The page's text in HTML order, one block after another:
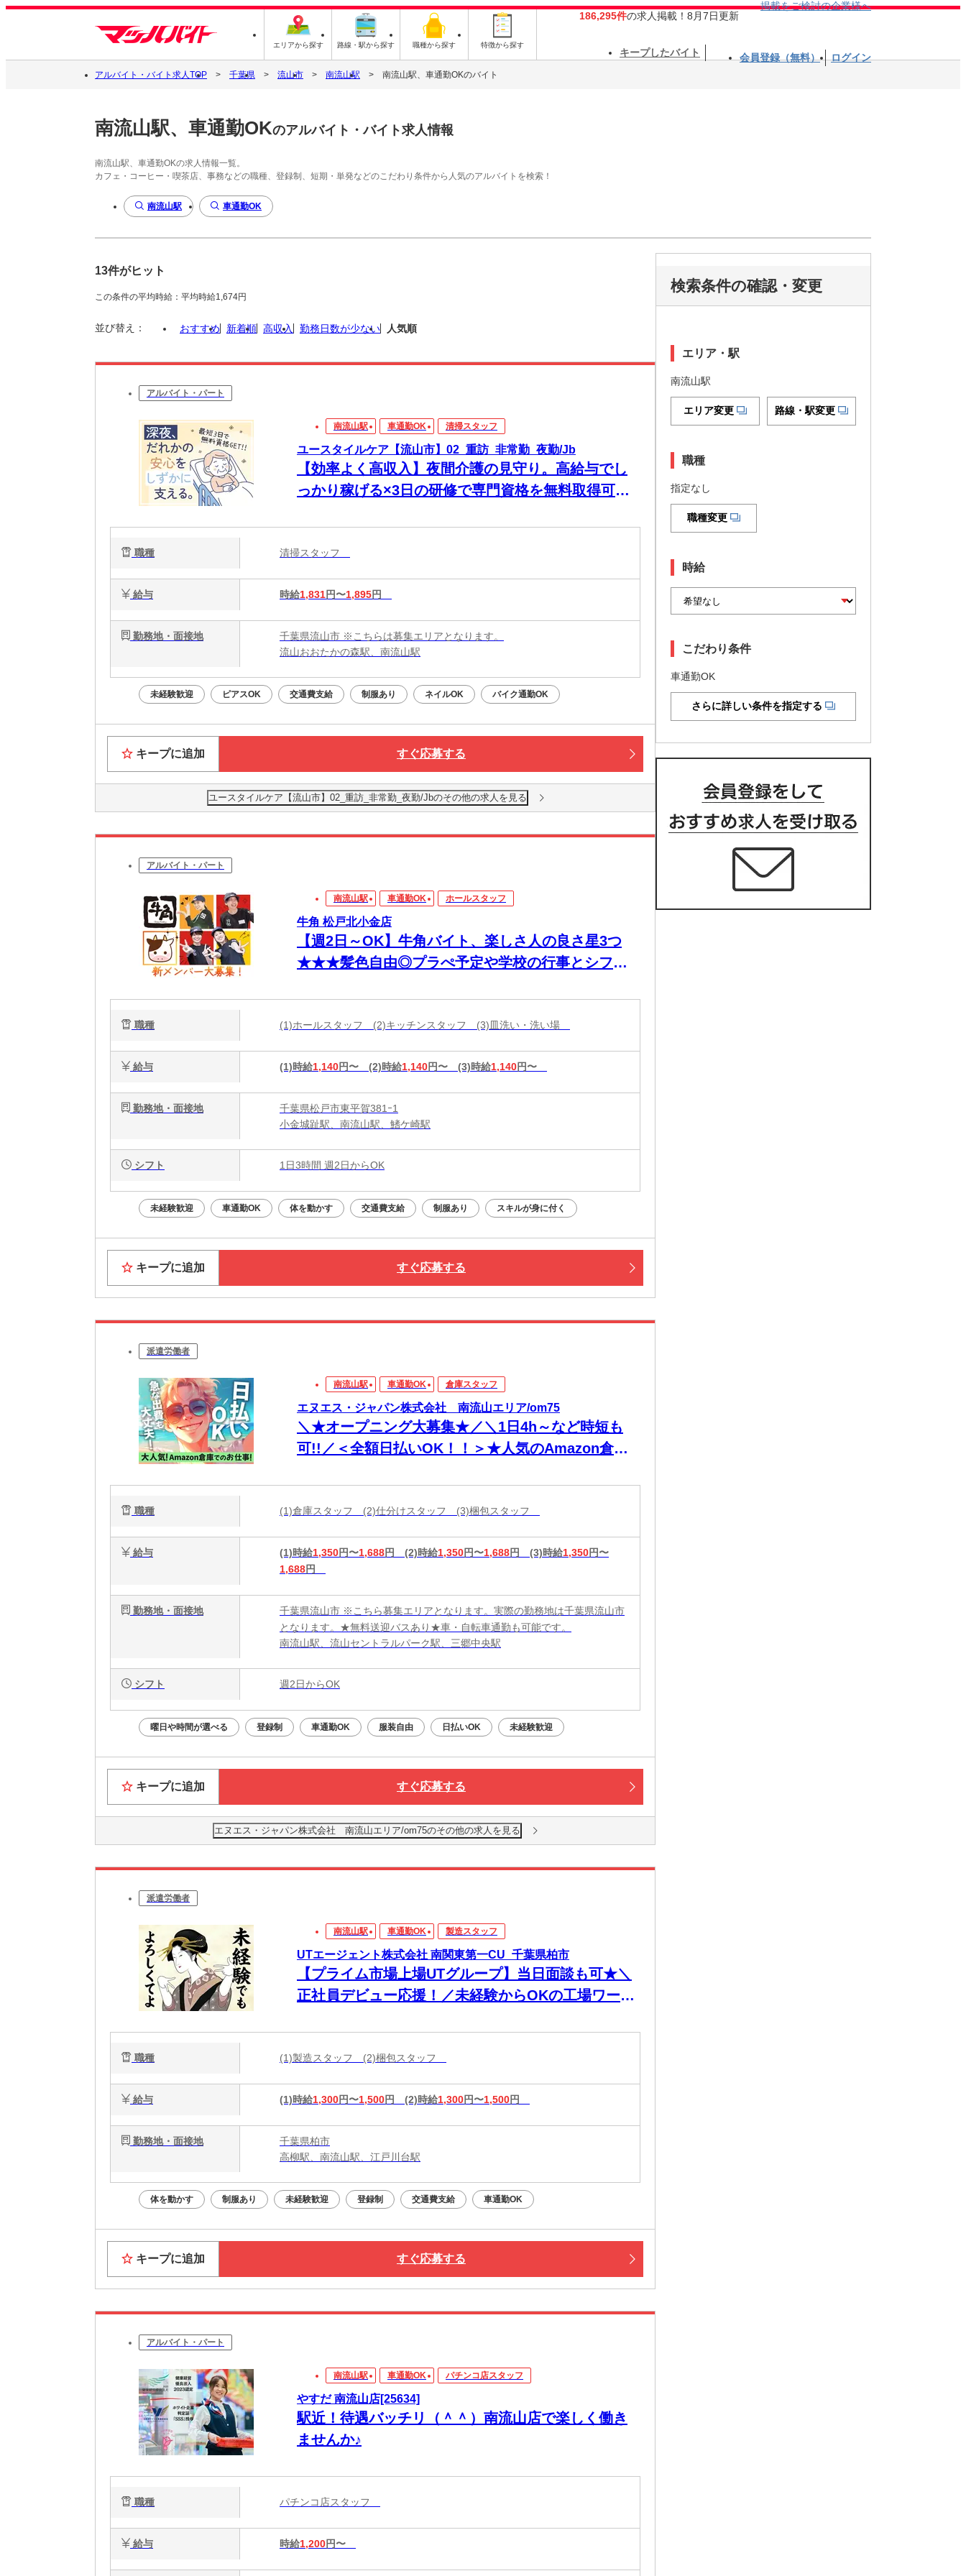
エリアから探す 路線・駅から探す 職種から探す 特徴から探す
186,295件の求人掲載！8月7日更新
掲載をご検討の企業様へ
キープしたバイト 会員登録（無料） ログイン
アルバイト・バイト求人TOP 千葉県 流山市 南流山駅 南流山駅、車通勤OKのバイト
南流山駅、車通勤OKのアルバイト・バイト求人情報
南流山駅、車通勤OKの求人情報一覧。
カフェ・コーヒー・喫茶店、事務などの職種、登録制、短期・単発などのこだわり条件から人気のアルバイトを検索！
南流山駅 車通勤OK
13件がヒット
この条件の平均時給：平均時給1,674円
並び替え： おすすめ 新着順 高収入 勤務日数が少ない 人気順
アルバイト・パート
南流山駅 車通勤OK 清掃スタッフ
ユースタイルケア【流山市】02_重訪_非常勤_夜勤/Jb
【効率よく高収入】夜間介護の見守り。高給与でし
っかり稼げる×3日の研修で専門資格を無料取得可
職種 清掃スタッフ
給与 時給1,831円〜1,895円
勤務地・面接地
千葉県流山市 ※こちらは募集エリアとなります。
流山おおたかの森駅、南流山駅
未経験歓迎 ピアスOK 交通費支給 制服あり ネイルOK バイク通勤OK
キープに追加 すぐ応募する
ユースタイルケア【流山市】02_重訪_非常勤_夜勤/Jbのその他の求人を見る
アルバイト・パート
南流山駅 車通勤OK ホールスタッフ
牛角 松戸北小金店
【週2日～OK】牛角バイト、楽しさ人の良さ星3つ
★★★髪色自由◎プラぺ予定や学校の行事とシフト
職種 (1)ホールスタッフ (2)キッチンスタッフ (3)皿洗い・洗い場
給与 (1)時給1,140円〜 (2)時給1,140円〜 (3)時給1,140円〜
勤務地・面接地
千葉県松戸市東平賀381ｰ1
小金城趾駅、南流山駅、鰭ケ崎駅
シフト 1日3時間 週2日からOK
未経験歓迎 車通勤OK 体を動かす 交通費支給 制服あり スキルが身に付く
キープに追加 すぐ応募する
派遣労働者
南流山駅 車通勤OK 倉庫スタッフ
エヌエス・ジャパン株式会社 南流山エリア/om75
＼★オープニング大募集★／＼1日4h～など時短も
可!!／＜全額日払いOK！！＞★人気のAmazon倉庫
職種 (1)倉庫スタッフ (2)仕分けスタッフ (3)梱包スタッフ
給与 (1)時給1,350円〜1,688円 (2)時給1,350円〜1,688円 (3)時給1,350円〜
1,688円
勤務地・面接地
千葉県流山市 ※こちら募集エリアとなります。実際の勤務地は千葉県流山市
となります。★無料送迎バスあり★車・自転車通勤も可能です。
南流山駅、流山セントラルパーク駅、三郷中央駅
シフト 週2日からOK
曜日や時間が選べる 登録制 車通勤OK 服装自由 日払いOK 未経験歓迎
キープに追加 すぐ応募する
エヌエス・ジャパン株式会社 南流山エリア/om75のその他の求人を見る
派遣労働者
南流山駅 車通勤OK 製造スタッフ
UTエージェント株式会社 南関東第一CU_千葉県柏市
【プライム市場上場UTグループ】当日面談も可★＼
正社員デビュー応援！／未経験からOKの工場ワー
職種 (1)製造スタッフ (2)梱包スタッフ
給与 (1)時給1,300円〜1,500円 (2)時給1,300円〜1,500円
勤務地・面接地
千葉県柏市
高柳駅、南流山駅、江戸川台駅
体を動かす 制服あり 未経験歓迎 登録制 交通費支給 車通勤OK
キープに追加 すぐ応募する
アルバイト・パート
南流山駅 車通勤OK パチンコ店スタッフ
やすだ 南流山店[25634]
駅近！待遇バッチリ（＾＾）南流山店で楽しく働き
ませんか♪
職種 パチンコ店スタッフ
給与 時給1,200円〜
検索条件の確認・変更
エリア・駅
南流山駅
エリア変更 路線・駅変更
職種
指定なし
職種変更
時給
こだわり条件
車通勤OK
さらに詳しい条件を指定する